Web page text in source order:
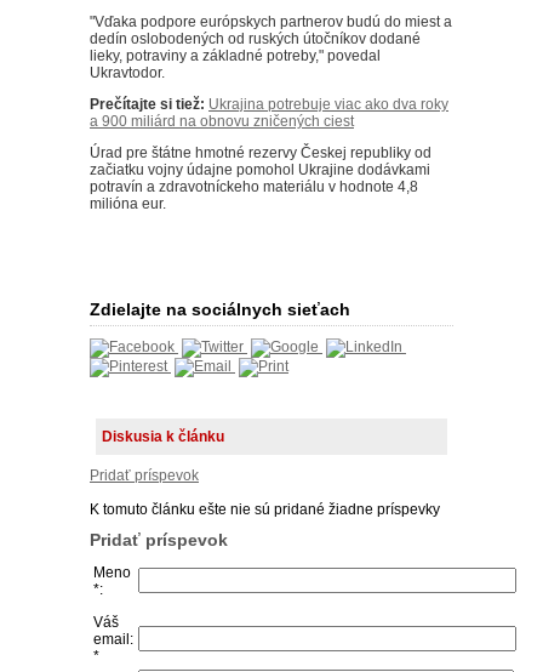
"Vďaka podpore európskych partnerov budú do miest a
dedín oslobodených od ruských útočníkov dodané
lieky, potraviny a základné potreby," povedal
Ukravtodor.
Prečítajte si tiež: Ukrajina potrebuje viac ako dva roky
a 900 miliárd na obnovu zničených ciest
Úrad pre štátne hmotné rezervy Českej republiky od
začiatku vojny údajne pomohol Ukrajine dodávkami
potravín a zdravotníckeho materiálu v hodnote 4,8
milióna eur.
Zdielajte na sociálnych sieťach
Diskusia k článku
Pridať príspevok
K tomuto článku ešte nie sú pridané žiadne príspevky
Pridať príspevok
Meno
*:
Váš
email:
*